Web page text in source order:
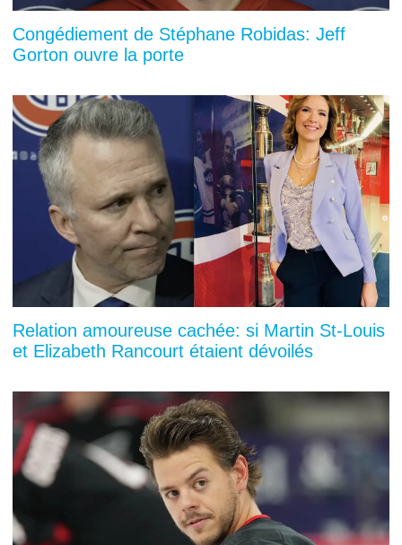
Congédiement de Stéphane Robidas: Jeff
Gorton ouvre la porte
Relation amoureuse cachée: si Martin St-Louis
et Elizabeth Rancourt étaient dévoilés